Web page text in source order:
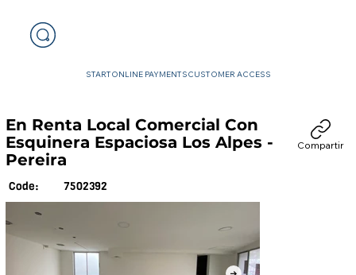
STARTONLINE PAYMENTSCUSTOMER ACCESS
En Renta Local Comercial Con
Esquinera Espaciosa Los Alpes -
Pereira
Code: 7502392
Compartir